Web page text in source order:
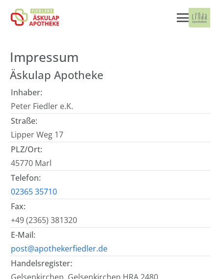
Impressum
Äskulap Apotheke
Inhaber:
Peter Fiedler e.K.
Straße:
Lipper Weg 17
PLZ/Ort:
45770 Marl
Telefon:
02365 35710
Fax:
+49 (2365) 381320
E-Mail:
post@apothekerfiedler.de
Handelsregister: